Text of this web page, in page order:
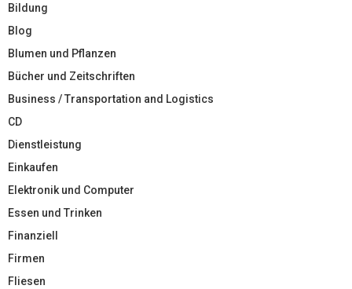
Bildung
Blog
Blumen und Pflanzen
Bücher und Zeitschriften
Business / Transportation and Logistics
CD
Dienstleistung
Einkaufen
Elektronik und Computer
Essen und Trinken
Finanziell
Firmen
Fliesen